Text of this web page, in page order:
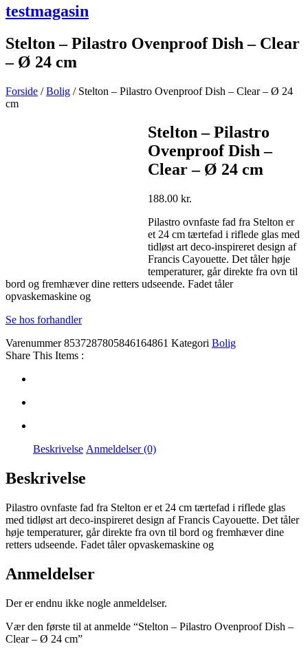
testmagasin
Stelton – Pilastro Ovenproof Dish – Clear
– Ø 24 cm
Forside /Bolig / Stelton – Pilastro Ovenproof Dish – Clear – Ø 24
cm
Stelton – Pilastro
Ovenproof Dish –
Clear – Ø 24 cm
188.00kr.
Pilastro ovnfaste fad fra Stelton er
et 24 cm tærtefad i riflede glas med
tidløst art deco-inspireret design af
Francis Cayouette. Det tåler høje
temperaturer, går direkte fra ovn til
bord og fremhæver dine retters udseende. Fadet tåler
opvaskemaskine og
Se hos forhandler
Varenummer8537287805846164861 Kategori Bolig
Share This Items :
Beskrivelse Anmeldelser (0)
Beskrivelse
Pilastro ovnfaste fad fra Stelton er et 24 cm tærtefad i riflede glas
med tidløst art deco-inspireret design af Francis Cayouette. Det tåler
høje temperaturer, går direkte fra ovn til bord og fremhæver dine
retters udseende. Fadet tåler opvaskemaskine og
Anmeldelser
Der er endnu ikke nogle anmeldelser.
Vær den første til at anmelde “Stelton – Pilastro Ovenproof Dish –
Clear – Ø 24 cm”